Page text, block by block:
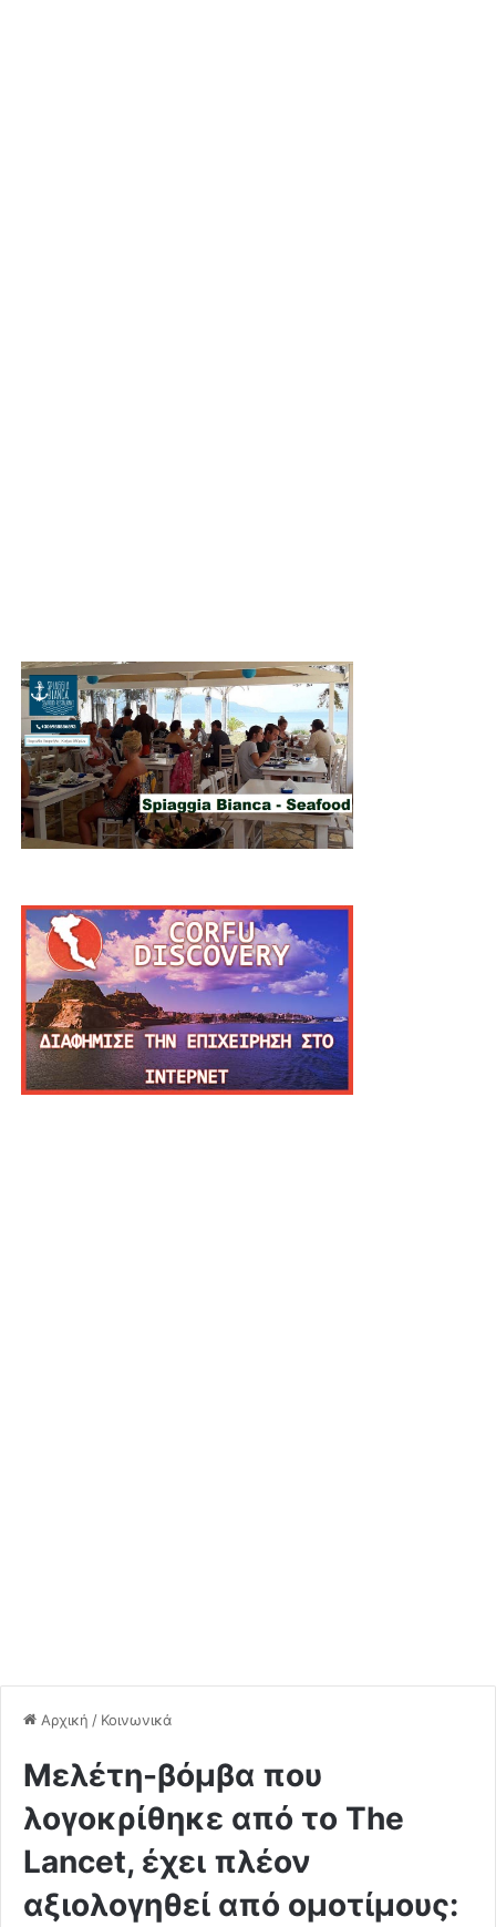
Αρχική / Κοινωνικά
Μελέτη-βόμβα που
λογοκρίθηκε από το The
Lancet, έχει πλέον
αξιολογηθεί από ομοτίμους: